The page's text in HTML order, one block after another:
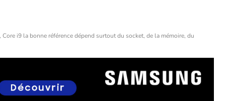
i9 la bonne référence dépend surtout du socket, de la mémoire, du